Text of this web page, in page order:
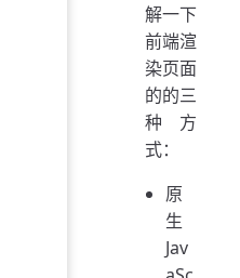
解一下
前端渲
染页面
的的三
种方
式：
原
生
Jav